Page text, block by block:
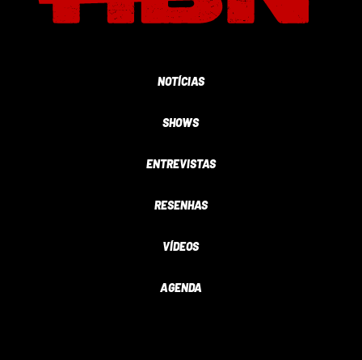
NOTÍCIAS
SHOWS
ENTREVISTAS
RESENHAS
VÍDEOS
AGENDA